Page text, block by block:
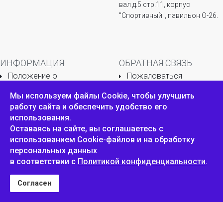
вал д.5 стр.11, корпус
"Спортивный", павильон О-26.
ИНФОРМАЦИЯ
Положение о
защите персональных
данных
ОБРАТНАЯ СВЯЗЬ
Пожаловаться
Унико Стайл © 2007-2025
Мы используем файлы Сookie, чтобы улучшить
работу сайта и обеспечить удобство его
использования.
Оставаясь на сайте, вы соглашаетесь с
использованием Cookie-файлов и на обработку
персональных данных
в соответствии с Политикой конфиденциальности.
Согласен